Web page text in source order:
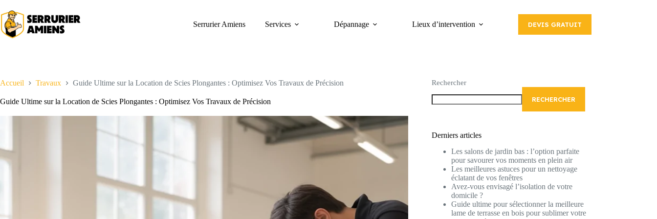
au
contenu
Serrurier Amiens Services Dépannage Lieux d’intervention DEVIS GRATUIT
Accueil Travaux Guide Ultime sur la Location de Scies Plongantes : Optimisez Vos Travaux de Précision
Guide Ultime sur la Location de Scies Plongantes : Optimisez Vos Travaux de Précision
Rechercher
RECHERCHER
Derniers articles
Les salons de jardin bas : l’option parfaite
pour savourer vos moments en plein air
Les meilleures astuces pour un nettoyage
éclatant de vos fenêtres
Avez-vous envisagé l’isolation de votre
domicile ?
Guide ultime pour sélectionner la meilleure
lame de terrasse en bois pour sublimer votre